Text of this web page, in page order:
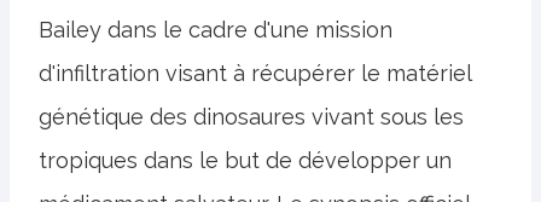
Bailey dans le cadre d'une mission
d'infiltration visant à récupérer le matériel
génétique des dinosaures vivant sous les
tropiques dans le but de développer un